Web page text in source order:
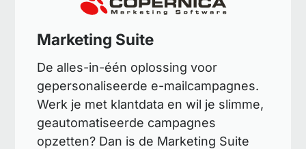
Marketing Suite
De alles-in-één oplossing voor
gepersonaliseerde e-mailcampagnes.
Werk je met klantdata en wil je slimme,
geautomatiseerde campagnes
opzetten? Dan is de Marketing Suite